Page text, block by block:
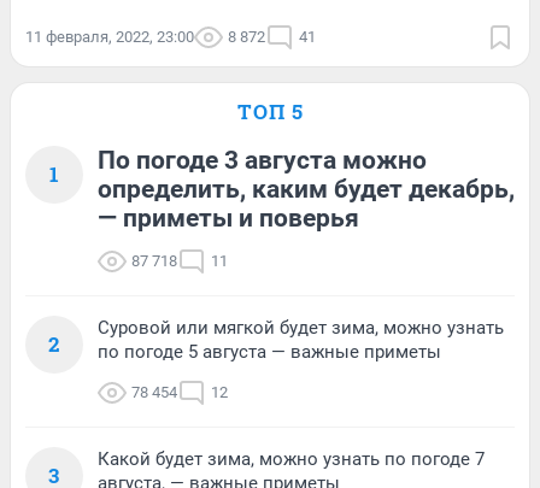
11 февраля, 2022, 23:00 8 872 41
ТОП 5
1
По погоде 3 августа можно
определить, каким будет декабрь,
— приметы и поверья
87 718 11
2
Суровой или мягкой будет зима, можно узнать
по погоде 5 августа — важные приметы
78 454 12
3
Какой будет зима, можно узнать по погоде 7
августа, — важные приметы